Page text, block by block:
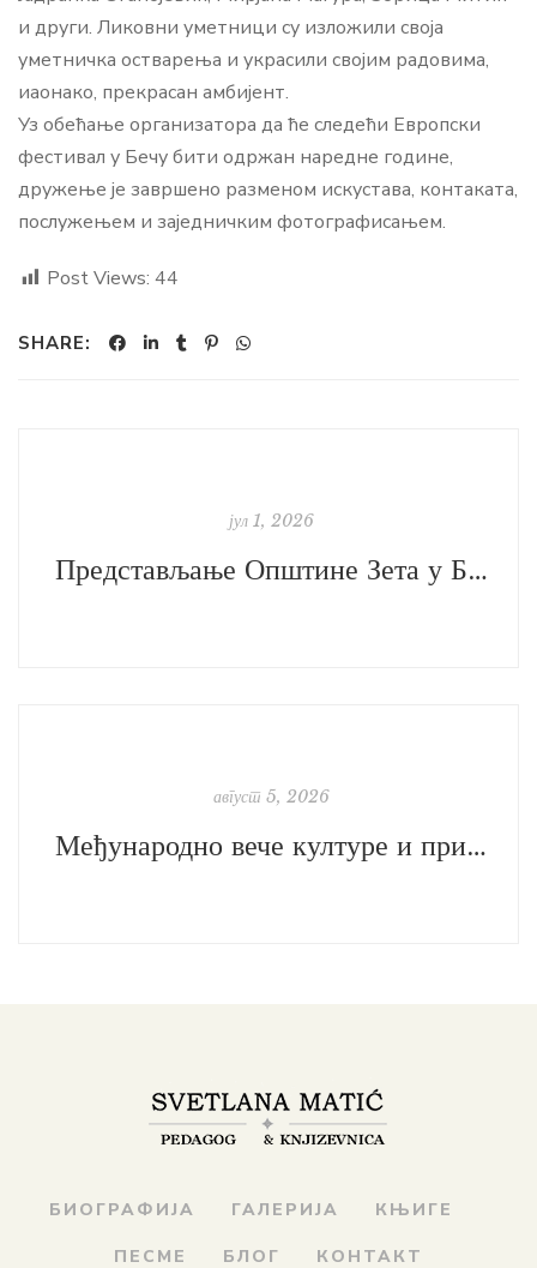
и други. Ликовни уметници су изложили своја
уметничка остварења и украсили својим радовима,
иаонако, прекрасан амбијент.
Уз обећање организатора да ће следећи Европски
фестивал у Бечу бити одржан наредне године,
дружење је завршено разменом искустава, контаката,
послужењем и заједничким фотографисањем.
Post Views: 44
SHARE:
јул 1, 2026
Представљање Општине Зета у Бечу
август 5, 2026
Међународно вече културе и пријатељства у Општини Зета
БИОГРАФИЈА ГАЛЕРИЈА КЊИГЕ
ПЕСМЕ БЛОГ КОНТАКТ